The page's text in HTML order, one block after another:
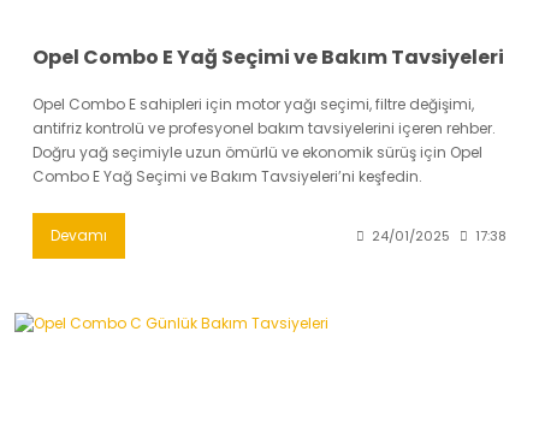
Opel Combo E Yağ Seçimi ve Bakım Tavsiyeleri
Opel Combo E sahipleri için motor yağı seçimi, filtre değişimi,
antifriz kontrolü ve profesyonel bakım tavsiyelerini içeren rehber.
Doğru yağ seçimiyle uzun ömürlü ve ekonomik sürüş için Opel
Combo E Yağ Seçimi ve Bakım Tavsiyeleri’ni keşfedin.
Devamı 24/01/2025 17:38